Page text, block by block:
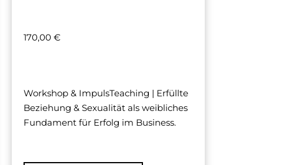
170,00 €
Workshop & ImpulsTeaching | Erfüllte
Beziehung & Sexualität als weibliches
Fundament für Erfolg im Business.